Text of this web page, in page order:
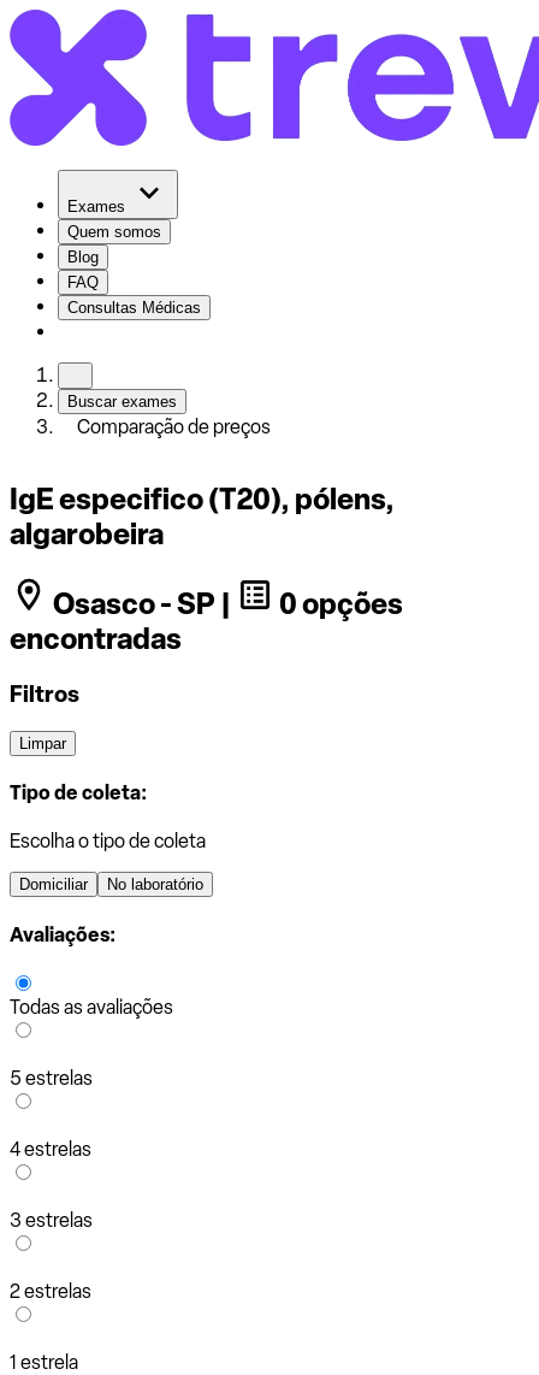
Exames
Quem somos
Blog
FAQ
Consultas Médicas
Buscar exames
Comparação de preços
IgE especifico (T20), pólens,
algarobeira
Osasco - SP |
0 opções
encontradas
Filtros
Limpar
Tipo de coleta:
Escolha o tipo de coleta
Domiciliar No laboratório
Avaliações:
Todas as avaliações
5 estrelas
4 estrelas
3 estrelas
2 estrelas
1 estrela